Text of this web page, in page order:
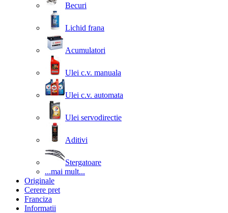
Becuri
Lichid frana
Acumulatori
Ulei c.v. manuala
Ulei c.v. automata
Ulei servodirectie
Aditivi
Stergatoare
...mai mult...
Originale
Cerere pret
Franciza
Informatii